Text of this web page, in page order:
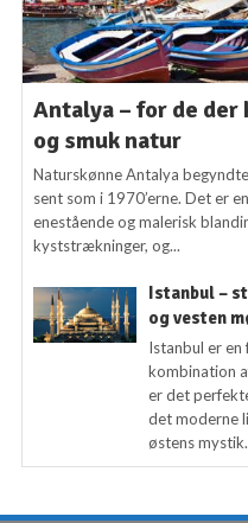
Antalya – for de der
og smuk natur
Naturskønne Antalya
sent som i 1970’erne. Det er
enestående og malerisk
kyststrækninger, og...
Istanbul –
og vesten
Istanbul er en
kombination
er det
det moderne
østens mystik.